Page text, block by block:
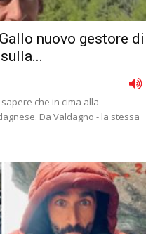
nuovo gestore di
che in cima alla
Da Valdagno - la stessa